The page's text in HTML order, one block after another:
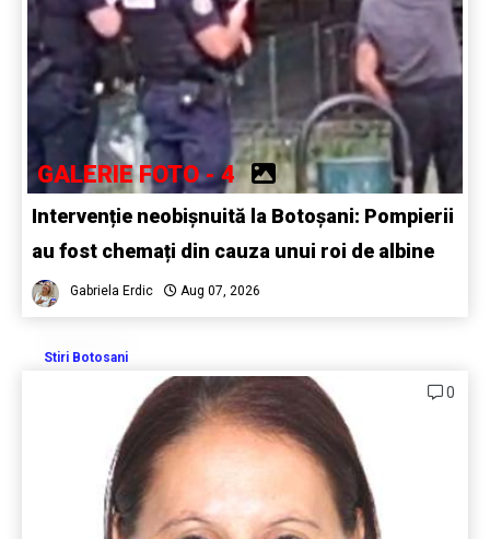
GALERIE FOTO - 4
Intervenție neobișnuită la Botoșani: Pompierii
au fost chemați din cauza unui roi de albine
Gabriela Erdic Aug 07, 2026
Stiri Botosani
0